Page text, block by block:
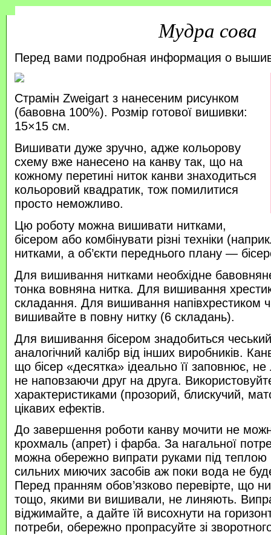
Мудра сова
Перед вами подробная информация о
Страмін Zweigart з нанесеним рисунком
(бавовна 100%). Розмір готової вишивки:
15×15 см.
Вишивати дуже зручно, адже кольорову
схему вже нанесено на канву так, що на
кожному перетині ниток канви знаходиться
кольоровий квадратик, тож помилитися
просто неможливо.
Цю роботу можна вишивати нитками,
бісером або комбінувати різні техніки
нитками, а об’єкти переднього плану —
Для вишивання нитками необхідне
тонка вовняна нитка. Для вишивання
складання. Для вишивання напівхрестиком
вишивайте в повну нитку (6 складань).
Для вишивання бісером знадобиться
аналогічний калібр від інших виробників.
що бісер «десятка» ідеально її заповнює,
не наповзаючи друг на друга.
характеристиками (прозорий, блискучий,
цікавих ефектів.
До завершення роботи канву мочити не
крохмаль (апрет) і фарба. За нагальної
можна обережно випрати руками під
сильних миючих засобів аж поки вода не
Перед пранням обов’язково перевірте, що
тощо, якими ви вишивали, не линяють.
віджимайте, а дайте їй висохнути на
потреби, обережно пропрасуйте зі